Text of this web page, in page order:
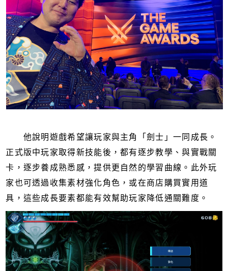
他說明遊戲希望讓玩家與主角「劍士」一同成長。
正式版中玩家取得新技能後，都有逐步教學、與實戰關
卡，逐步養成熟悉感，提供更自然的學習曲線。此外玩
家也可透過收集素材強化角色，或在商店購買實用道
具，這些成長要素都能有效幫助玩家降低通關難度。